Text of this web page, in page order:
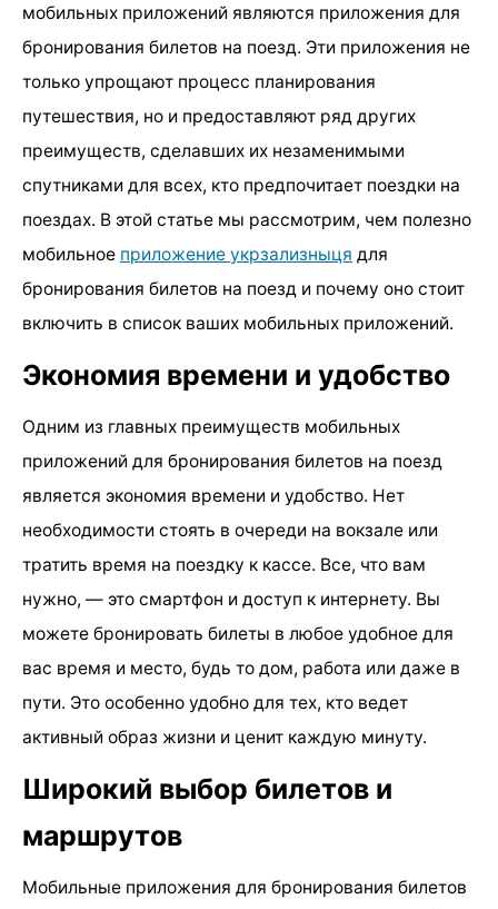
мобильных приложений являются приложения для
бронирования билетов на поезд. Эти приложения не
только упрощают процесс планирования
путешествия, но и предоставляют ряд других
преимуществ, сделавших их незаменимыми
спутниками для всех, кто предпочитает поездки на
поездах. В этой статье мы рассмотрим, чем полезно
мобильное приложение укрзализныця для
бронирования билетов на поезд и почему оно стоит
включить в список ваших мобильных приложений.
Экономия времени и удобство
Одним из главных преимуществ мобильных
приложений для бронирования билетов на поезд
является экономия времени и удобство. Нет
необходимости стоять в очереди на вокзале или
тратить время на поездку к кассе. Все, что вам
нужно, — это смартфон и доступ к интернету. Вы
можете бронировать билеты в любое удобное для
вас время и место, будь то дом, работа или даже в
пути. Это особенно удобно для тех, кто ведет
активный образ жизни и ценит каждую минуту.
Широкий выбор билетов и
маршрутов
Мобильные приложения для бронирования билетов